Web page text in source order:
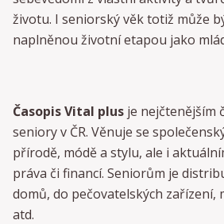
životu. I seniorský věk totiž může
naplněnou životní etapou jako
Časopis Vital plus je nejčtenějším
seniory v ČR. Věnuje se
přírodě, módě a stylu, ale i
práva či financí. Seniorům je
domů, do pečovatelských zařízení,
atd.